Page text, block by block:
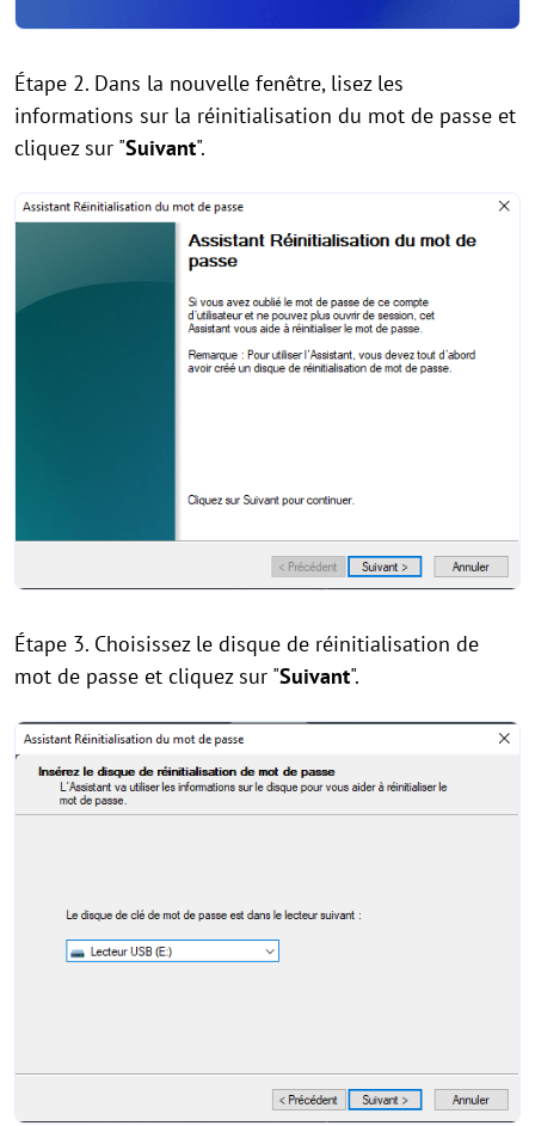
Étape 2. Dans la nouvelle fenêtre, lisez les
informations sur la réinitialisation du mot de passe et
cliquez sur "Suivant".
Étape 3. Choisissez le disque de réinitialisation de
mot de passe et cliquez sur "Suivant".